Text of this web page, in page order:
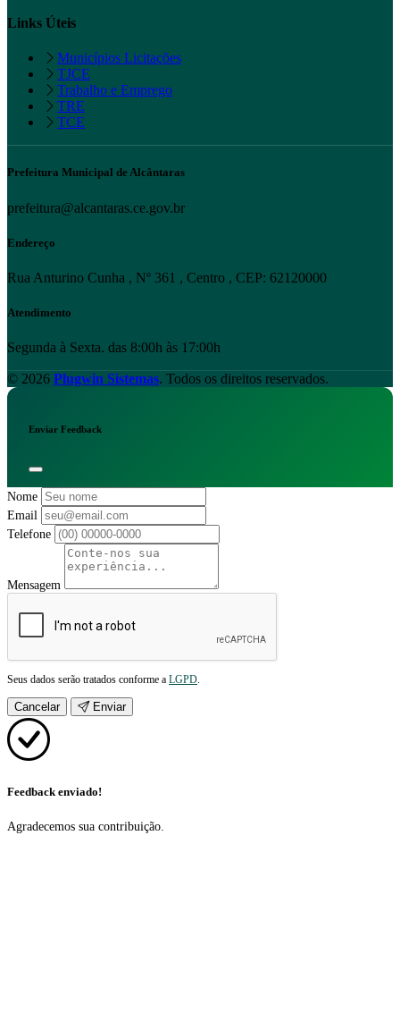
Links Úteis
Municípios Licitações
TJCE
Trabalho e Emprego
TRE
TCE
Prefeitura Municipal de Alcântaras
prefeitura@alcantaras.ce.gov.br
Endereço
Rua Anturino Cunha , Nº 361 , Centro , CEP: 62120000
Atendimento
Segunda à Sexta. das 8:00h às 17:00h
© 2026 Plugwin Sistemas. Todos os direitos reservados.
Enviar Feedback
Nome
Email
Telefone
Mensagem
Seus dados serão tratados conforme a LGPD.
Cancelar Enviar
Feedback enviado!
Agradecemos sua contribuição.